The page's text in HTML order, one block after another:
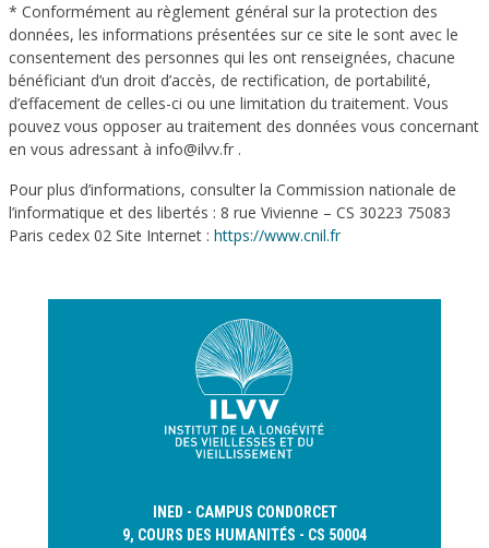
* Conformément au règlement général sur la protection des
données, les informations présentées sur ce site le sont avec le
consentement des personnes qui les ont renseignées, chacune
bénéficiant d’un droit d’accès, de rectification, de portabilité,
d’effacement de celles-ci ou une limitation du traitement. Vous
pouvez vous opposer au traitement des données vous concernant
en vous adressant à info@ilvv.fr .
Pour plus d’informations, consulter la Commission nationale de
l’informatique et des libertés : 8 rue Vivienne – CS 30223 75083
Paris cedex 02 Site Internet : https://www.cnil.fr
INED - CAMPUS CONDORCET
9, COURS DES HUMANITÉS - CS 50004